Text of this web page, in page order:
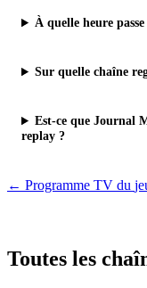
À quelle heure
Sur quelle chaîne
Est-ce que Journal
replay ?
← Programme TV du
Toutes les